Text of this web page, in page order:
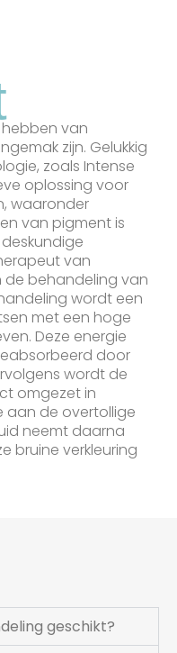
hebben van
zijn. Gelukkig
zoals Intense
oplossing voor
waaronder
van pigment is
van
de behandeling van
wordt een
met een hoge
Deze energie
door
wordt de
omgezet in
aan de overtollige
neemt daarna
bruine verkleuring
geschikt?